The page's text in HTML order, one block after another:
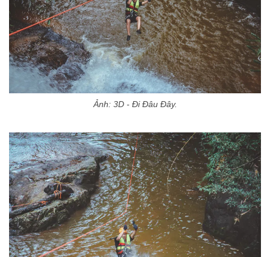
Ảnh: 3D - Đi Đâu Đây.